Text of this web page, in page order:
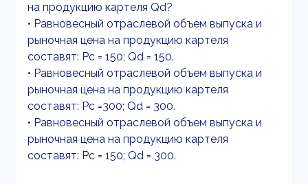
на продукцию картеля Qd?
• Равновесный отраслевой объем выпуска и
рыночная цена на продукцию картеля
составят: Рс = 150; Qd = 150.
• Равновесный отраслевой объем выпуска и
рыночная цена на продукцию картеля
составят: Рс =300; Qd = 300.
• Равновесный отраслевой объем выпуска и
рыночная цена на продукцию картеля
составят: Рс = 150; Qd = 300.